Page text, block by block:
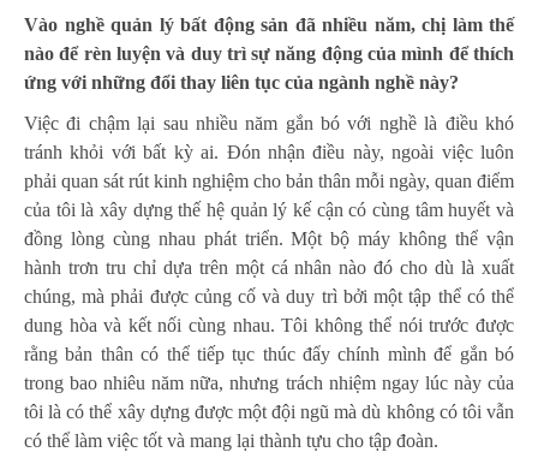
Vào nghề quản lý bất động sản đã nhiều năm, chị làm thế
nào để rèn luyện và duy trì sự năng động của mình để thích
ứng với những đổi thay liên tục của ngành nghề này?
Việc đi chậm lại sau nhiều năm gắn bó với nghề là điều khó
tránh khỏi với bất kỳ ai. Đón nhận điều này, ngoài việc luôn
phải quan sát rút kinh nghiệm cho bản thân mỗi ngày, quan điểm
của tôi là xây dựng thế hệ quản lý kế cận có cùng tâm huyết và
đồng lòng cùng nhau phát triển. Một bộ máy không thể vận
hành trơn tru chỉ dựa trên một cá nhân nào đó cho dù là xuất
chúng, mà phải được củng cố và duy trì bởi một tập thể có thể
dung hòa và kết nối cùng nhau. Tôi không thể nói trước được
rằng bản thân có thể tiếp tục thúc đẩy chính mình để gắn bó
trong bao nhiêu năm nữa, nhưng trách nhiệm ngay lúc này của
tôi là có thể xây dựng được một đội ngũ mà dù không có tôi vẫn
có thể làm việc tốt và mang lại thành tựu cho tập đoàn.